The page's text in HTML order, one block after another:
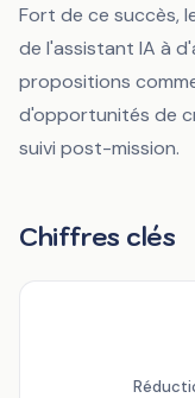
Fort de ce succès,
de l'assistant IA à
propositions
d'opportunités de
suivi post-mission.
Chiffres clés